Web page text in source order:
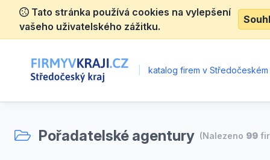
Tato stránka používá cookies na vylepšení
vašeho uživatelského zážitku.
katalog firem v Středočeském
Pořadatelské agentury (Nalezeno 99